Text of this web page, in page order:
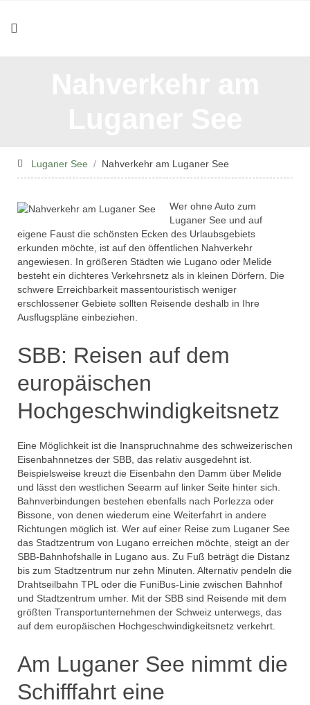
Luganer See Nahverkehr am Luganer See
Wer ohne Auto zum
Luganer See und auf
eigene Faust die schönsten Ecken des Urlaubsgebiets
erkunden möchte, ist auf den öffentlichen Nahverkehr
angewiesen. In größeren Städten wie Lugano oder Melide
besteht ein dichteres Verkehrsnetz als in kleinen Dörfern. Die
schwere Erreichbarkeit massentouristisch weniger
erschlossener Gebiete sollten Reisende deshalb in Ihre
Ausflugspläne einbeziehen.
SBB: Reisen auf dem
europäischen
Hochgeschwindigkeitsnetz
Eine Möglichkeit ist die Inanspruchnahme des schweizerischen
Eisenbahnnetzes der SBB, das relativ ausgedehnt ist.
Beispielsweise kreuzt die Eisenbahn den Damm über Melide
und lässt den westlichen Seearm auf linker Seite hinter sich.
Bahnverbindungen bestehen ebenfalls nach Porlezza oder
Bissone, von denen wiederum eine Weiterfahrt in andere
Richtungen möglich ist. Wer auf einer Reise zum Luganer See
das Stadtzentrum von Lugano erreichen möchte, steigt an der
SBB-Bahnhofshalle in Lugano aus. Zu Fuß beträgt die Distanz
bis zum Stadtzentrum nur zehn Minuten. Alternativ pendeln die
Drahtseilbahn TPL oder die FuniBus-Linie zwischen Bahnhof
und Stadtzentrum umher. Mit der SBB sind Reisende mit dem
größten Transportunternehmen der Schweiz unterwegs, das
auf dem europäischen Hochgeschwindigkeitsnetz verkehrt.
Am Luganer See nimmt die
Schifffahrt eine